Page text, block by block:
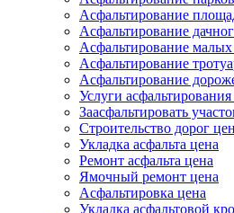
Асфальтирование
Асфальтирование
Асфальтирование
Асфальтирование
Асфальтирование
Услуги асфальтирования
Заасфальтировать
Строительство дорог
Укладка асфальта цена
Ремонт асфальта цена
Ямочный ремонт цена
Асфальтировка цена
Укладка асфальтовой